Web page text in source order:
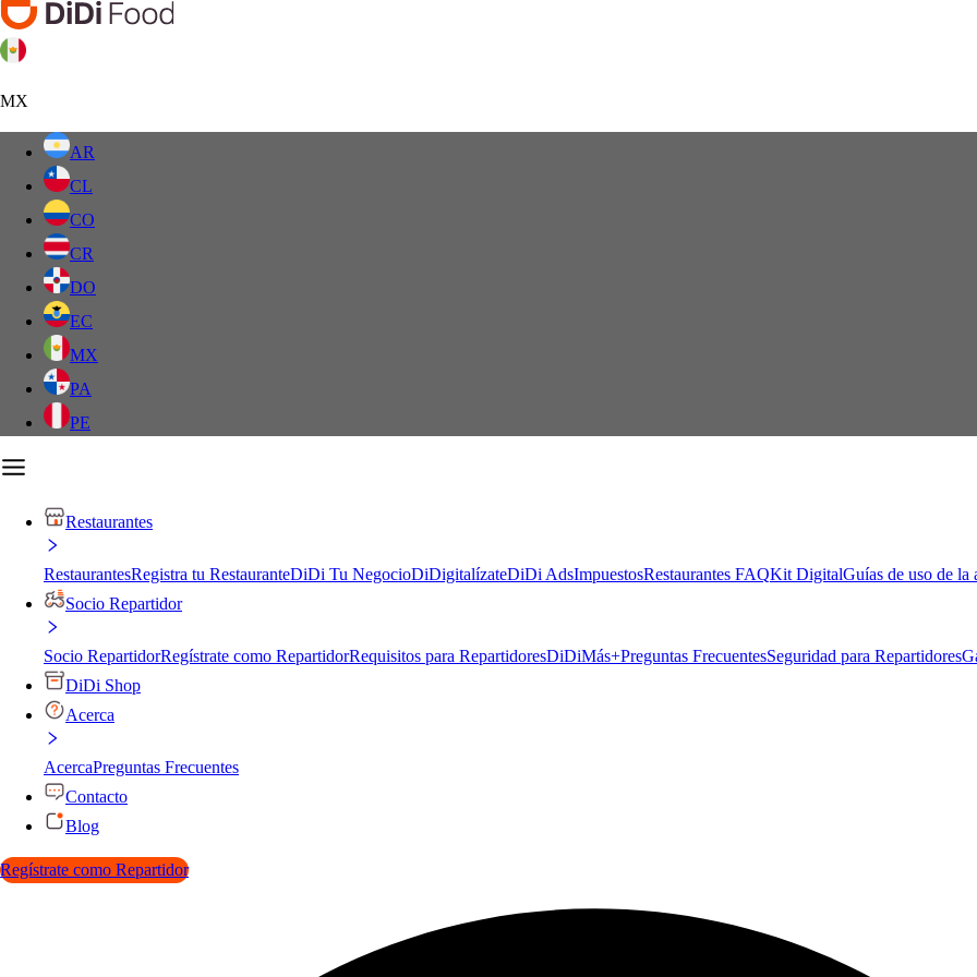
MX
AR
CL
CO
CR
DO
EC
MX
PA
PE
Restaurantes
RestaurantesRegistra tu RestauranteDiDi Tu NegocioDiDigitalízateDiDi AdsImpuestosRestaurantes FAQKit DigitalGuías de uso de la
Socio Repartidor
Socio RepartidorRegístrate como RepartidorRequisitos para RepartidoresDiDiMás+Preguntas FrecuentesSeguridad para Repartidores
DiDi Shop
Acerca
AcercaPreguntas Frecuentes
Contacto
Blog
Regístrate como Repartidor